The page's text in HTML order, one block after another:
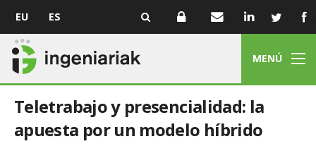
EU ES
MENÚ
Teletrabajo y presencialidad: la
apuesta por un modelo híbrido